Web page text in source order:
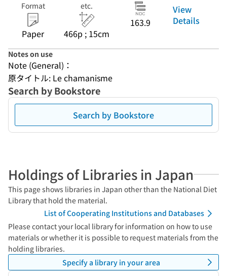
Format
Paper
etc.
466p ; 15cm
163.9
View
Details
Notes on use
Note (General)：
原タイトル: Le chamanisme
Search by Bookstore
Search by Bookstore
Holdings of Libraries in Japan
This page shows libraries in Japan other than the National Diet
Library that hold the material.
List of Cooperating Institutions and Databases
Please contact your local library for information on how to use
materials or whether it is possible to request materials from the
holding libraries.
Specify a library in your area